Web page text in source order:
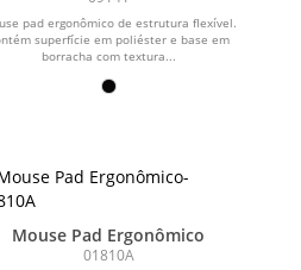
pad ergonômico de estrutura flexível.
superfície em poliéster e base em
borracha com textura...
Mouse Pad Ergonômico
01810A